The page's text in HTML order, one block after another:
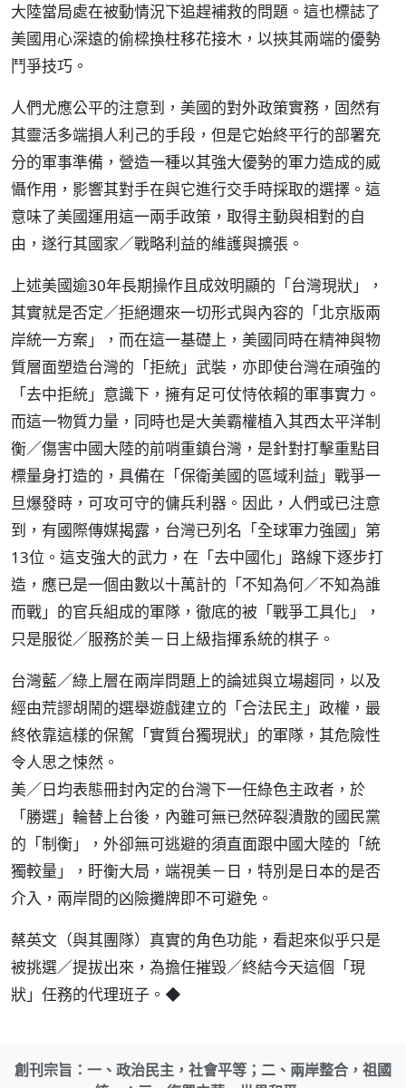
大陸當局處在被動情況下追趕補救的問題。這也標誌了
美國用心深遠的偷樑換柱移花接木，以挾其兩端的優勢
鬥爭技巧。
人們尤應公平的注意到，美國的對外政策實務，固然有
其靈活多端損人利己的手段，但是它始終平行的部署充
分的軍事準備，營造一種以其強大優勢的軍力造成的威
懾作用，影響其對手在與它進行交手時採取的選擇。這
意味了美國運用這一兩手政策，取得主動與相對的自
由，遂行其國家／戰略利益的維護與擴張。
上述美國逾30年長期操作且成效明顯的「台灣現狀」，
其實就是否定／拒絕邇來一切形式與內容的「北京版兩
岸統一方案」，而在這一基礎上，美國同時在精神與物
質層面塑造台灣的「拒統」武裝，亦即使台灣在頑強的
「去中拒統」意識下，擁有足可仗恃依賴的軍事實力。
而這一物質力量，同時也是大美霸權植入其西太平洋制
衡／傷害中國大陸的前哨重鎮台灣，是針對打擊重點目
標量身打造的，具備在「保衛美國的區域利益」戰爭一
旦爆發時，可攻可守的傭兵利器。因此，人們或已注意
到，有國際傳媒揭露，台灣已列名「全球軍力強國」第
13位。這支強大的武力，在「去中國化」路線下逐步打
造，應已是一個由數以十萬計的「不知為何／不知為誰
而戰」的官兵組成的軍隊，徹底的被「戰爭工具化」，
只是服從／服務於美－日上級指揮系統的棋子。
台灣藍／綠上層在兩岸問題上的論述與立場趨同，以及
經由荒謬胡鬧的選舉遊戲建立的「合法民主」政權，最
終依靠這樣的保駕「實質台獨現狀」的軍隊，其危險性
令人思之悚然。
美／日均表態冊封內定的台灣下一任綠色主政者，於
「勝選」輪替上台後，內雖可無已然碎裂潰散的國民黨
的「制衡」，外卻無可逃避的須直面跟中國大陸的「統
獨較量」，盱衡大局，端視美－日，特別是日本的是否
介入，兩岸間的凶險攤牌即不可避免。
蔡英文（與其團隊）真實的角色功能，看起來似乎只是
被挑選／提拔出來，為擔任摧毀／終結今天這個「現
狀」任務的代理班子。◆
創刊宗旨：一、政治民主，社會平等；二、兩岸整合，祖國